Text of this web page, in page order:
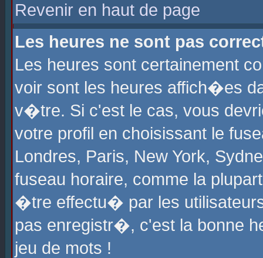
Revenir en haut de page
Les heures ne sont pas
Les heures sont certainement
voir sont les heures affich�es
v�tre. Si c'est le cas, vous
votre profil en choisissant le
Londres, Paris, New York,
fuseau horaire, comme la
�tre effectu� par les
pas enregistr�, c'est la bonne
jeu de mots !